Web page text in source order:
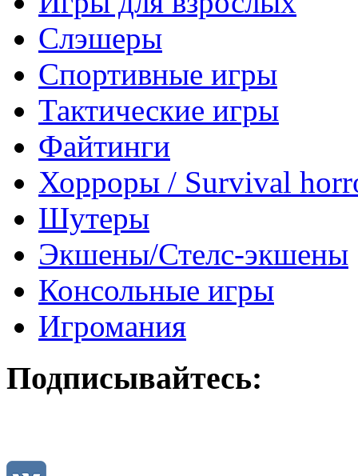
Слэшеры
Спортивные игры
Тактические игры
Файтинги
Хорроры / Survival
Шутеры
Экшены/Стелс-экшены
Консольные игры
Игромания
Подписывайтесь: